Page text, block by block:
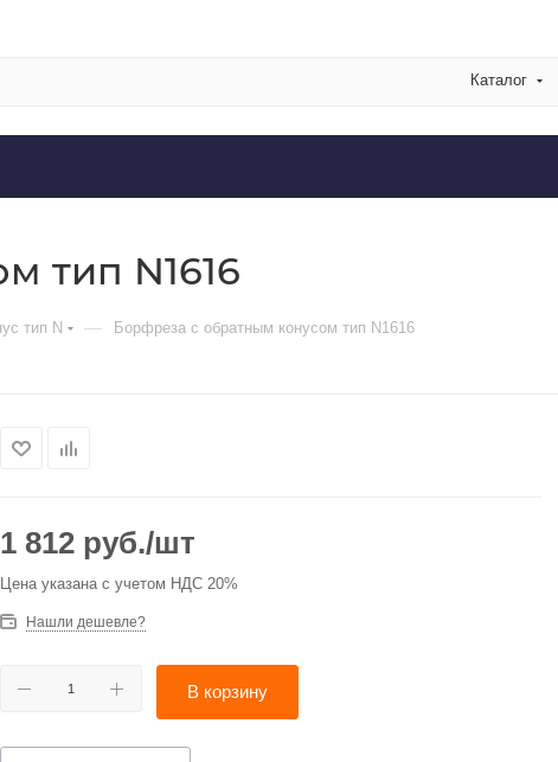
Каталог
тип N1616
тип N — Борфреза с обратным конусом тип N1616
1 812 руб./шт
Цена указана с учетом НДС 20%
Нашли дешевле?
В корзину